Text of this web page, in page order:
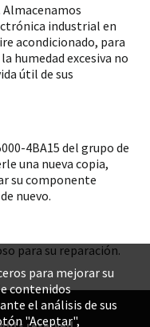
Almacenamos
industrial en
acondicionado, para
humedad excesiva no
útil de sus
4BA15 del grupo de
una nueva copia,
su componente
nuevo.
para su reparación.
para mejorar su
contenidos
el análisis de sus
"Aceptar",